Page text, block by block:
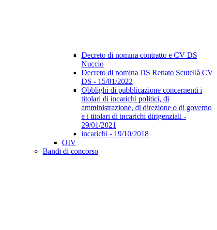
Decreto di nomina contratto e CV DS
Nuccio
Decreto di nomina DS Renato Scutellà CV
DS - 15/01/2022
Obblighi di pubblicazione concernenti i
titolari di incarichi politici, di
amministrazione, di direzione o di governo
e i titolari di incarichi dirigenziali -
29/01/2021
incarichi - 19/10/2018
OIV
Bandi di concorso